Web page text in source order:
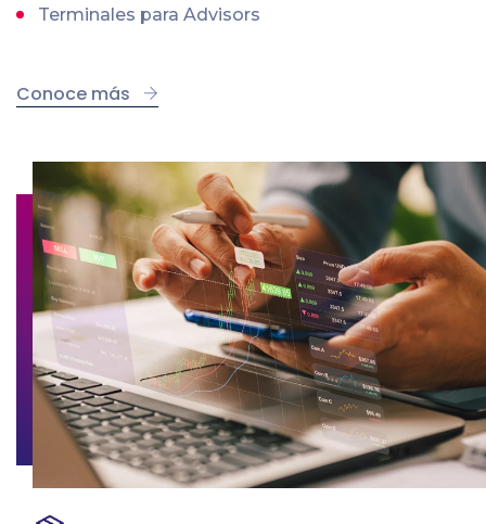
Terminales para Advisors
Conoce más